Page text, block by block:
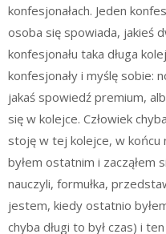
konfesjonałach. Jeden
osoba się spowiada, jakieś
konfesjonału taka długa
konfesjonały i myślę sobie:
jakaś spowiedź premium,
się w kolejce. Człowiek
stoję w tej kolejce, w końcu
byłem ostatnim i zacząłem
nauczyli, formułka,
jestem, kiedy ostatnio
chyba długi to był czas) i